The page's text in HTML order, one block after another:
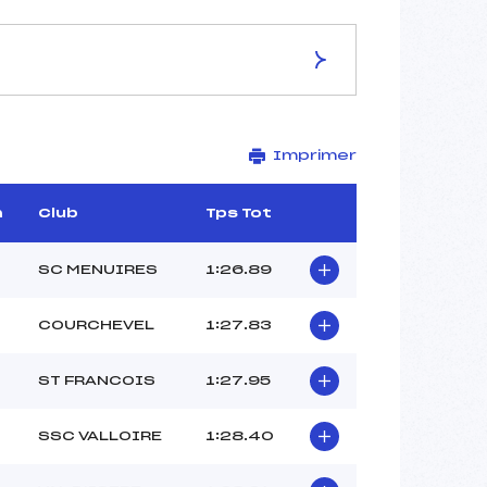
PISTE TEMPORAIRE
2020
1XXXXX/XX/XXXX
54
12H55
CONTE (FRA)
Imprimer
Club Tps Tot
SC MENUIRES 1:26.89
COURCHEVEL 1:27.83
ST FRANCOIS 1:27.95
SSC VALLOIRE 1:28.40